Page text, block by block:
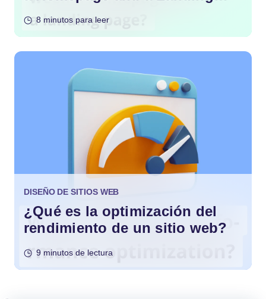
8 minutos para leer
DISEÑO DE SITIOS WEB
¿Qué es la optimización del
rendimiento de un sitio web?
9 minutos de lectura